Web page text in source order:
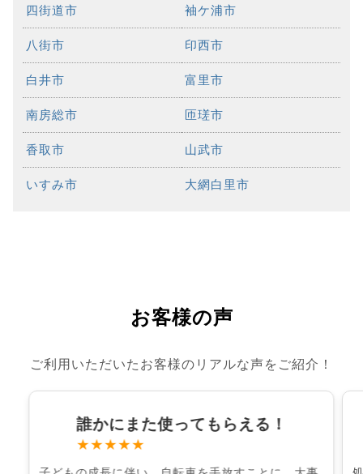
四街道市 袖ケ浦市
八街市 印西市
白井市 富里市
南房総市 匝瑳市
香取市 山武市
いすみ市 大網白里市
お客様の声
ご利用いただいたお客様のリアルな声をご紹介！
誰かにまた使ってもらえる！
★★★★★